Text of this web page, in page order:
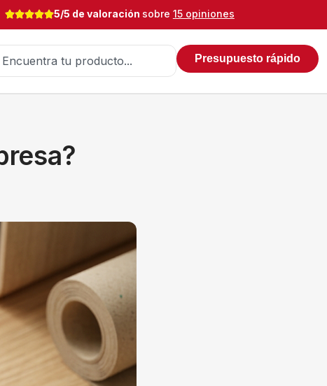
5/5 de valoración sobre 15 opiniones
Presupuesto rápido